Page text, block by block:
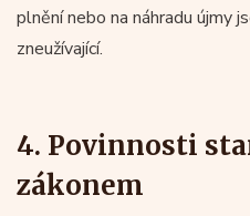
plnění nebo na náhradu újmy
zneužívající.
4. Povinnosti
zákonem